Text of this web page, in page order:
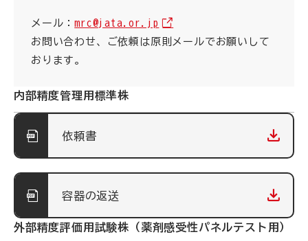
メール：mrc@jata.or.jp
お問い合わせ、ご依頼は原則メールでお願いして
おります。
内部精度管理用標準株
依頼書
容器の返送
外部精度評価用試験株（薬剤感受性パネルテスト用）